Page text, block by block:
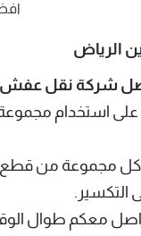
الرياض
شركة نقل عفش
استخدام مجموعة
كل مجموعة من قطع
التكسير.
معكم طوال